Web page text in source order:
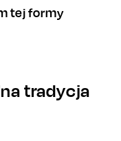
tej formy
tradycja